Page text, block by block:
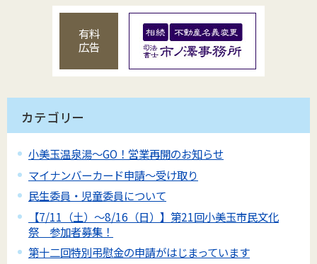
有料
広告
カテゴリー
小美玉温泉湯～GO！営業再開のお知らせ
マイナンバーカード申請～受け取り
民生委員・児童委員について
【7/11（土）～8/16（日）】第21回小美玉市民文化
祭 参加者募集！
第十二回特別弔慰金の申請がはじまっています